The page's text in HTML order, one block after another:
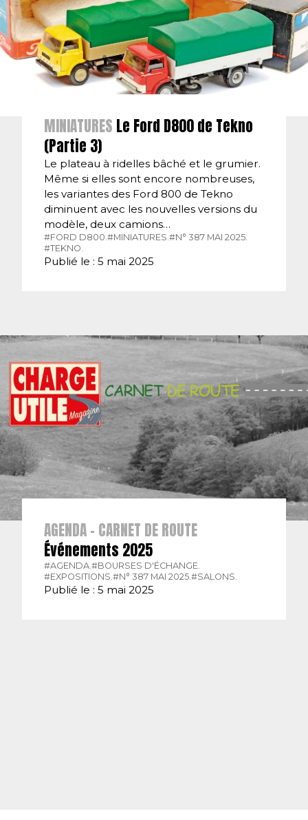
MINIATURES Le Ford D800 de Tekno
(Partie 3)
Le plateau à ridelles bâché et le grumier.
Même si elles sont encore nombreuses,
les variantes des Ford 800 de Tekno
diminuent avec les nouvelles versions du
modèle, deux camions…
#FORD D800.#MINIATURES.#N° 387 MAI 2025.
#TEKNO.
Publié le : 5 mai 2025
AGENDA - CARNET DE ROUTE
Événements 2025
#AGENDA. #BOURSES D'ÉCHANGE.
#EXPOSITIONS. #N° 387 MAI 2025. #SALONS.
Publié le : 5 mai 2025